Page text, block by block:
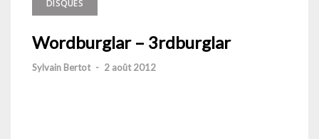
DISQUES
Wordburglar – 3rdburglar
Sylvain Bertot - 2 août 2012